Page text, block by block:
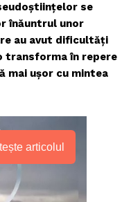
se
înăuntrul unor
au avut dificultăți
transforma în repere
mai ușor cu mintea
articolul